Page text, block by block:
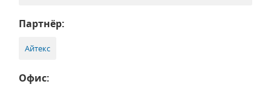
Партнёр:
Айтекс
Офис: